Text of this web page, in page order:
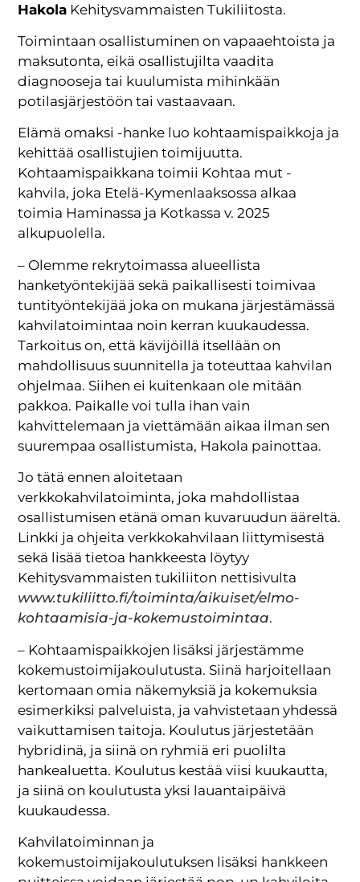
Hakola Kehitysvammaisten Tukiliitosta.
Toimintaan osallistuminen on vapaaehtoista ja
maksutonta, eikä osallistujilta vaadita
diagnooseja tai kuulumista mihinkään
potilasjärjestöön tai vastaavaan.
Elämä omaksi -hanke luo kohtaamispaikkoja ja
kehittää osallistujien toimijuutta.
Kohtaamispaikkana toimii Kohtaa mut -
kahvila, joka Etelä-Kymenlaaksossa alkaa
toimia Haminassa ja Kotkassa v. 2025
alkupuolella.
– Olemme rekrytoimassa alueellista
hanketyöntekijää sekä paikallisesti toimivaa
tuntityöntekijää joka on mukana järjestämässä
kahvilatoimintaa noin kerran kuukaudessa.
Tarkoitus on, että kävijöillä itsellään on
mahdollisuus suunnitella ja toteuttaa kahvilan
ohjelmaa. Siihen ei kuitenkaan ole mitään
pakkoa. Paikalle voi tulla ihan vain
kahvittelemaan ja viettämään aikaa ilman sen
suurempaa osallistumista, Hakola painottaa.
Jo tätä ennen aloitetaan
verkkokahvilatoiminta, joka mahdollistaa
osallistumisen etänä oman kuvaruudun ääreltä.
Linkki ja ohjeita verkkokahvilaan liittymisestä
sekä lisää tietoa hankkeesta löytyy
Kehitysvammaisten tukiliiton nettisivulta
www.tukiliitto.fi/toiminta/aikuiset/elmo-
kohtaamisia-ja-kokemustoimintaa.
– Kohtaamispaikkojen lisäksi järjestämme
kokemustoimijakoulutusta. Siinä harjoitellaan
kertomaan omia näkemyksiä ja kokemuksia
esimerkiksi palveluista, ja vahvistetaan yhdessä
vaikuttamisen taitoja. Koulutus järjestetään
hybridinä, ja siinä on ryhmiä eri puolilta
hankealuetta. Koulutus kestää viisi kuukautta,
ja siinä on koulutusta yksi lauantaipäivä
kuukaudessa.
Kahvilatoiminnan ja
kokemustoimijakoulutuksen lisäksi hankkeen